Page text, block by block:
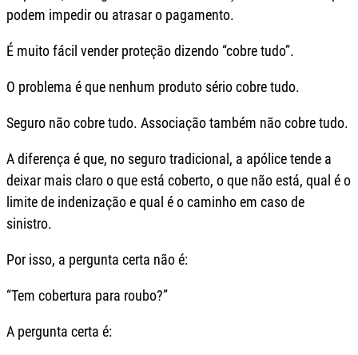
podem impedir ou atrasar o pagamento.
É muito fácil vender proteção dizendo “cobre tudo”.
O problema é que nenhum produto sério cobre tudo.
Seguro não cobre tudo. Associação também não cobre tudo.
A diferença é que, no seguro tradicional, a apólice tende a
deixar mais claro o que está coberto, o que não está, qual é o
limite de indenização e qual é o caminho em caso de
sinistro.
Por isso, a pergunta certa não é:
“Tem cobertura para roubo?”
A pergunta certa é: